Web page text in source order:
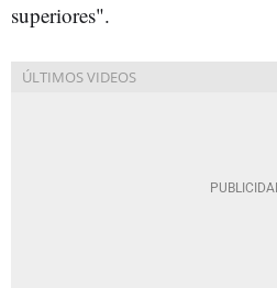
superiores".